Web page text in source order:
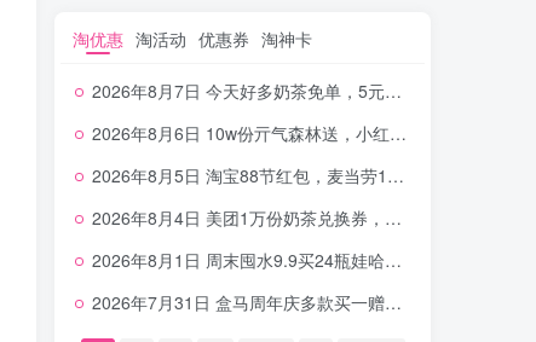
淘优惠 淘活动 优惠券 淘神卡
2026年8月7日 今天好多奶茶免单，5元农行省钱卡，京东抢0.01沪上，邮储5.88元等
2026年8月6日 10w份亓气森林送，小红书12元无门槛，中行电费30-10，0元柠檬水+0撸汉堡等
2026年8月5日 淘宝88节红包，麦当劳150万份柠檬水，三万份瑞幸免单，霸王9万份0.01券等
2026年8月4日 美团1万份奶茶兑换券，农行5E卡，中行支付超给利，美团领18个冰激凌，小米每天领2-6元等等
2026年8月1日 周末囤水9.9买24瓶娃哈哈，建行100元京东券，移动5元话费，麦当劳甜筒，交行立减金等
2026年7月31日 盒马周年庆多款买一赠一，饿了么拆红包，建行30立减金，农行领10元刷卡金等